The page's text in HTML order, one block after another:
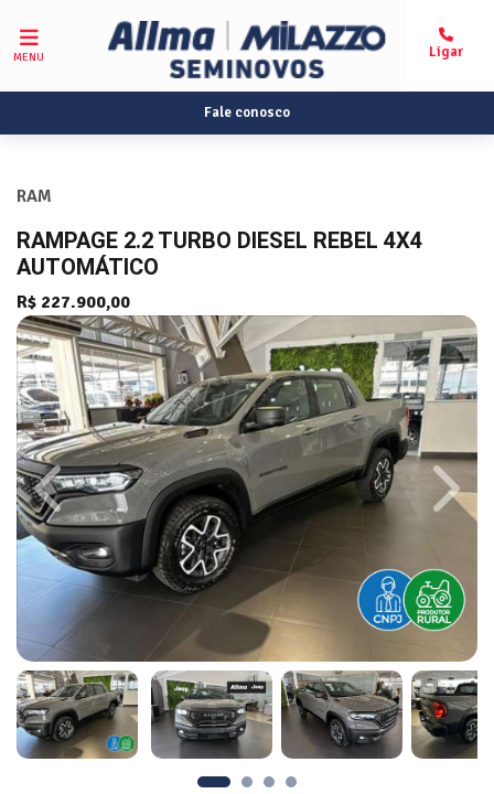
MENU
Fale conosco
RAM
RAMPAGE 2.2 TURBO DIESEL REBEL 4X4
AUTOMÁTICO
R$ 227.900,00
Previous Next